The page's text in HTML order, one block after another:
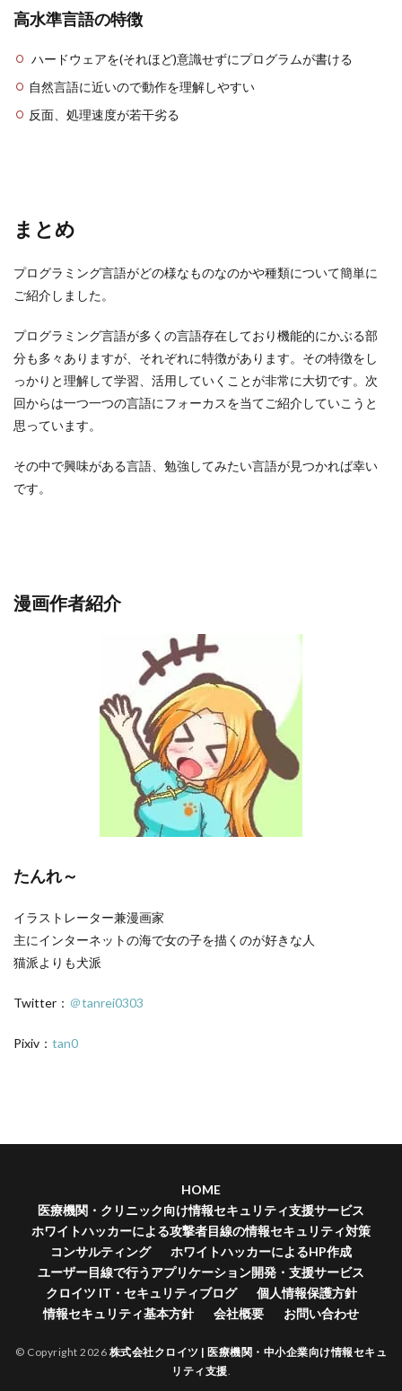
高水準言語の特徴
ハードウェアを(それほど)意識せずにプログラムが書ける
自然言語に近いので動作を理解しやすい
反面、処理速度が若干劣る
まとめ
プログラミング言語がどの様なものなのかや種類について簡単に
ご紹介しました。
プログラミング言語が多くの言語存在しており機能的にかぶる部
分も多々ありますが、それぞれに特徴があります。その特徴をし
っかりと理解して学習、活用していくことが非常に大切です。次
回からは一つ一つの言語にフォーカスを当てご紹介していこうと
思っています。
その中で興味がある言語、勉強してみたい言語が見つかれば幸い
です。
漫画作者紹介
たんれ～
イラストレーター兼漫画家
主にインターネットの海で女の子を描くのが好きな人
猫派よりも犬派
Twitter： ＠tanrei0303
Pixiv： tan0
HOME
医療機関・クリニック向け情報セキュリティ支援サービス
ホワイトハッカーによる攻撃者目線の情報セキュリティ対策
コンサルティング
ホワイトハッカーによるHP作成
ユーザー目線で行うアプリケーション開発・支援サービス
クロイツ IT・セキュリティブログ
個人情報保護方針
情報セキュリティ基本方針
会社概要 お問い合わせ
© Copyright 2026 株式会社クロイツ | 医療機関・中小企業向け情報セキュ
リティ支援